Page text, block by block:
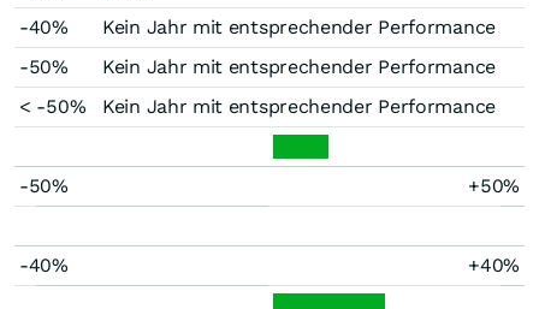
-40%
Kein Jahr mit entsprechender Performance
-50%
Kein Jahr mit entsprechender Performance
< -50%
Kein Jahr mit entsprechender Performance
-50% +50%
-40% +40%